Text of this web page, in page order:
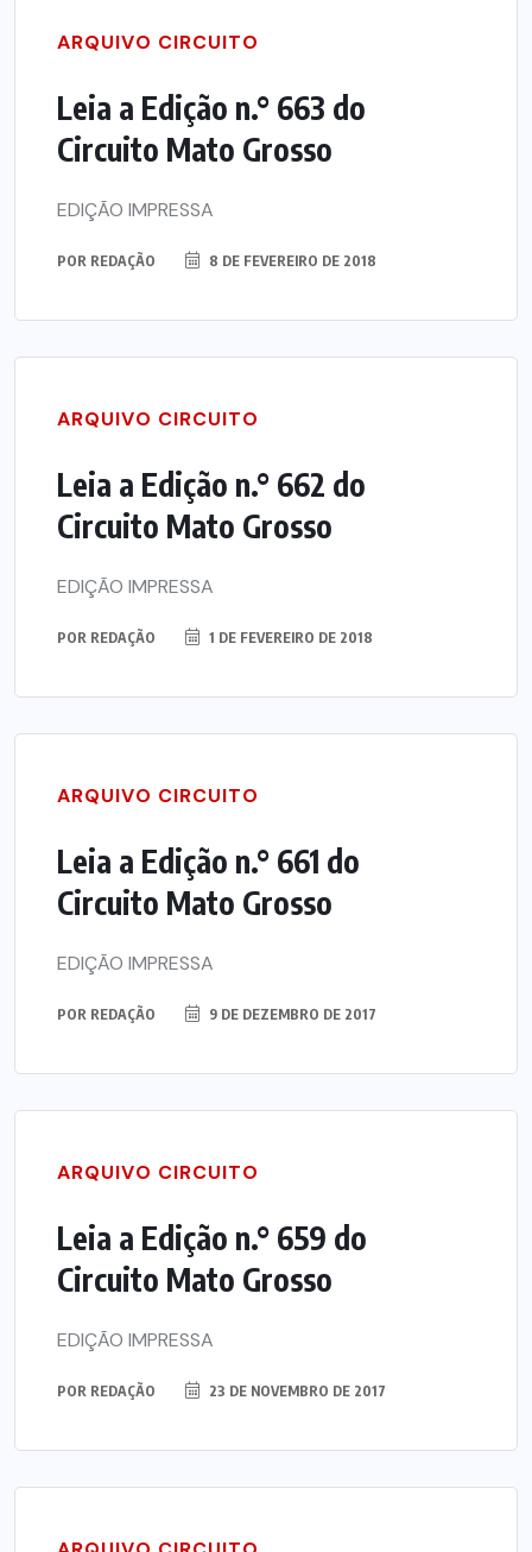
ARQUIVO CIRCUITO
Leia a Edição n.° 663 do
Circuito Mato Grosso
EDIÇÃO IMPRESSA
POR REDAÇÃO 8 DE FEVEREIRO DE 2018
ARQUIVO CIRCUITO
Leia a Edição n.° 662 do
Circuito Mato Grosso
EDIÇÃO IMPRESSA
POR REDAÇÃO 1 DE FEVEREIRO DE 2018
ARQUIVO CIRCUITO
Leia a Edição n.° 661 do
Circuito Mato Grosso
EDIÇÃO IMPRESSA
POR REDAÇÃO 9 DE DEZEMBRO DE 2017
ARQUIVO CIRCUITO
Leia a Edição n.° 659 do
Circuito Mato Grosso
EDIÇÃO IMPRESSA
POR REDAÇÃO 23 DE NOVEMBRO DE 2017